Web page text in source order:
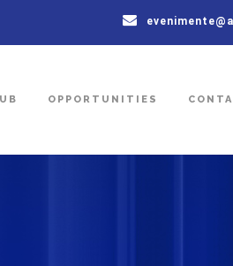
OPPORTUNITIES